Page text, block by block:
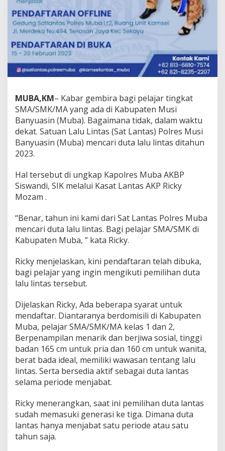
u
L
i
s
T
g
k
a
P
e
a
r
MUBA,KM– Kabar gembira bagi pelajar tingkat
SMA/SMK/MA yang ada di Kabupaten Musi
Banyuasin (Muba). Bagaimana tidak, dalam waktu
dekat. Satuan Lalu Lintas (Sat Lantas) Polres Musi
Banyuasin (Muba) mencari duta lalu lintas ditahun
2023.
Hal tersebut di ungkap Kapolres Muba AKBP
Siswandi, SIK melalui Kasat Lantas AKP Ricky
Mozam .
“Benar, tahun ini kami dari Sat Lantas Polres Muba
mencari duta lalu lintas. Bagi pelajar SMA/SMK di
Kabupaten Muba, ” kata Ricky.
Ricky menjelaskan, kini pendaftaran telah dibuka,
bagi pelajar yang ingin mengikuti pemilihan duta
lalu lintas tersebut.
Dijelaskan Ricky, Ada beberapa syarat untuk
mendaftar. Diantaranya berdomisili di Kabupaten
Muba, pelajar SMA/SMK/MA kelas 1 dan 2,
Berpenampilan menarik dan berjiwa sosial, tinggi
badan 165 cm untuk pria dan 160 cm untuk wanita,
berat bada ideal, memiliki wawasan tentang lalu
lintas. Serta bersedia aktif sebagai duta lantas
selama periode menjabat.
Ricky menerangkan, saat ini pemilihan duta lantas
sudah memasuki generasi ke tiga. Dimana duta
lantas hanya menjabat satu periode atau satu
tahun saja.